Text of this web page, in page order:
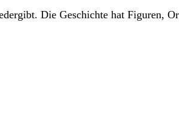
Die Geschichte hat Figuren,